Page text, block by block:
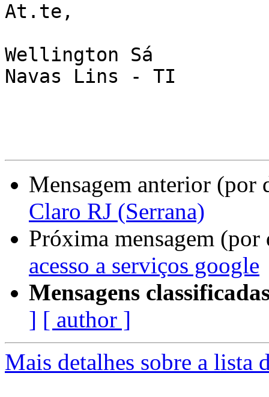
At.te,
Wellington Sá
Navas Lins - TI
Mensagem anterior (por
Claro RJ (Serrana)
Próxima mensagem
acesso a serviços google
Mensagens
] [ author ]
Mais detalhes sobre a lista